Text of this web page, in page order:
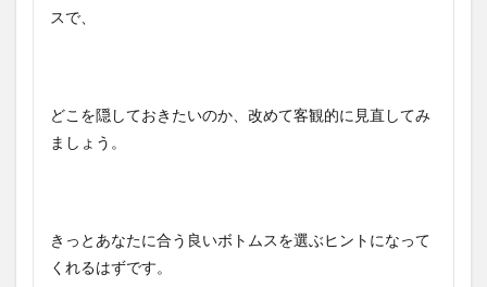
スで、
どこを隠しておきたいのか、改めて客観的に見直してみ
ましょう。
きっとあなたに合う良いボトムスを選ぶヒントになって
くれるはずです。